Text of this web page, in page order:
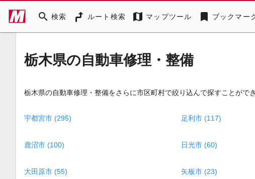
search 検索 ルート検索 map マップツール bookmark ブックマー
栃木県の自動車修理・整備
栃木県の自動車修理・整備をさらに市区町村で絞り込んで探すことがで
宇都宮市 (295) 足利市 (117)
鹿沼市 (100) 日光市 (60)
大田原市 (55) 矢板市 (23)